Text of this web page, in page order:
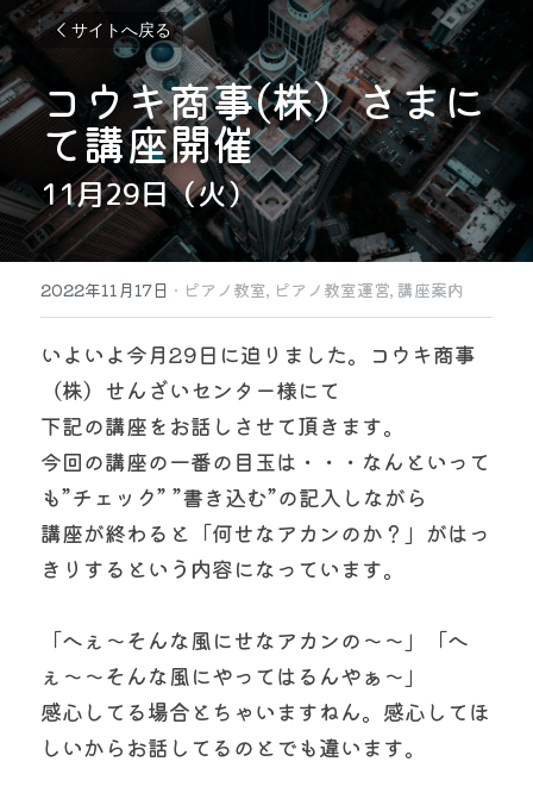
サイトへ戻る
コウキ商事(株）さまに
て講座開催
11月29日（火）
2022年11月17日 · ピアノ教室, ピアノ教室運営, 講座案内
いよいよ今月29日に迫りました。コウキ商事
（株）せんざいセンター様にて
下記の講座をお話しさせて頂きます。
今回の講座の一番の目玉は・・・なんといって
も”チェック” ”書き込む”の記入しながら
講座が終わると「何せなアカンのか？」がはっ
きりするという内容になっています。
「へぇ〜そんな風にせなアカンの〜〜」「へ
ぇ〜〜そんな風にやってはるんやぁ〜」
感心してる場合とちゃいますねん。感心してほ
しいからお話してるのとでも違います。